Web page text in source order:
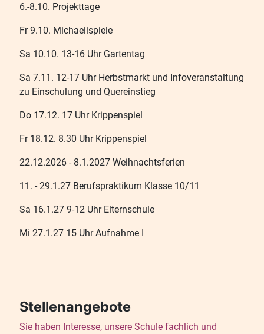
6.-8.10. Projekttage
Fr 9.10. Michaelispiele
Sa 10.10. 13-16 Uhr Gartentag
Sa 7.11. 12-17 Uhr Herbstmarkt und Infoveranstaltung
zu Einschulung und Quereinstieg
Do 17.12. 17 Uhr Krippenspiel
Fr 18.12. 8.30 Uhr Krippenspiel
22.12.2026 - 8.1.2027 Weihnachtsferien
11. - 29.1.27 Berufspraktikum Klasse 10/11
Sa 16.1.27 9-12 Uhr Elternschule
Mi 27.1.27 15 Uhr Aufnahme I
Stellenangebote
Sie haben Interesse, unsere Schule fachlich und